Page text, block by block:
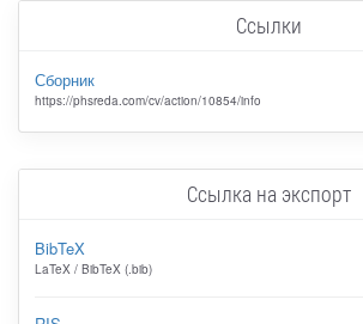
Ссылки
Сборник
https://phsreda.com/cv/action/10854/info
Ссылка на экспорт
BibTeX
LaTeX / BibTeX (.bib)